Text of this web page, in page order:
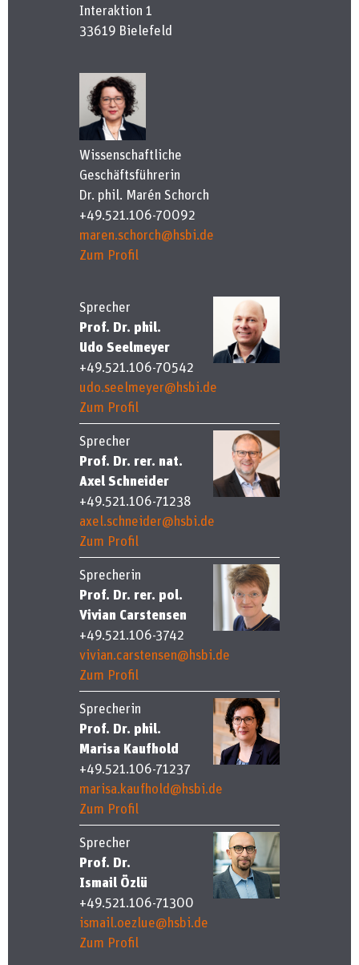
Interaktion 1
33619 Bielefeld
Wissenschaftliche
Geschäftsführerin
Dr. phil. Marén Schorch
+49.521.106-70092
maren.schorch@hsbi.de
Zum Profil
Sprecher
Prof. Dr. phil.
Udo Seelmeyer
+49.521.106-70542
udo.seelmeyer@hsbi.de
Zum Profil
Sprecher
Prof. Dr. rer. nat.
Axel Schneider
+49.521.106-71238
axel.schneider@hsbi.de
Zum Profil
Sprecherin
Prof. Dr. rer. pol.
Vivian Carstensen
+49.521.106-3742
vivian.carstensen@hsbi.de
Zum Profil
Sprecherin
Prof. Dr. phil.
Marisa Kaufhold
+49.521.106-71237
marisa.kaufhold@hsbi.de
Zum Profil
Sprecher
Prof. Dr.
Ismail Özlü
+49.521.106-71300
ismail.oezlue@hsbi.de
Zum Profil